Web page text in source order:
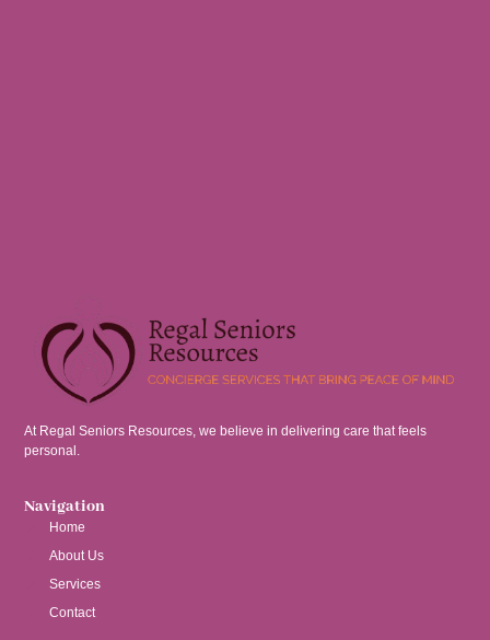
At Regal Seniors Resources, we believe in delivering care that feels
personal.
Navigation
Home
About Us
Services
Contact